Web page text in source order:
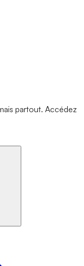
partout. Accédez